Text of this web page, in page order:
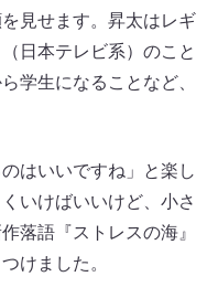
見せます。昇太はレギ
日本テレビ系）のこと
学生になることなど、
はいいですね」と楽し
いけばいいけど、小さ
落語『ストレスの海』
けました。